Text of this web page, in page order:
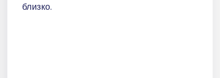
близко.